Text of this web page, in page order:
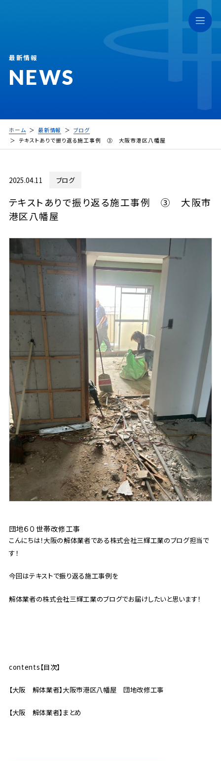
NEWS
最新情報
ホーム 最新情報
ブログ
テキストありで振り返る施工事例 ③ 大阪市港区八幡屋
2025.04.11 ブログ
テキストありで振り返る施工事例 ③ 大阪市
港区八幡屋
団地６０世帯改修工事
こんにちは！大阪の解体業者である株式会社三輝工業のブログ担当で
す！
今回はテキストで振り返る施工事例を
解体業者の株式会社三輝工業のブログでお届けしたいと思います！
contents【目次】
【大阪 解体業者】大阪市港区八幡屋 団地改修工事
【大阪 解体業者】まとめ